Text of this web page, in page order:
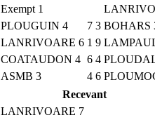
Exempt 1
PLOUGUIN 4 7 3 BOHARS
LANRIVOARE 6 1 9
COATAUDON 4 6 4
ASMB 3 4 6
Recevant
LANRIVOARE 7